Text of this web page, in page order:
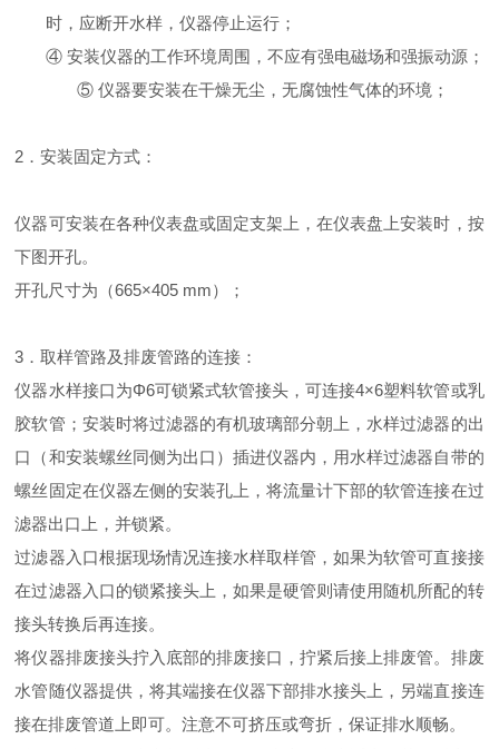
时，应断开水样，仪器停止运行；
④ 安装仪器的工作环境周围，不应有强电磁场和强振动源；
⑤ 仪器要安装在干燥无尘，无腐蚀性气体的环境；
2．安装固定方式：
仪器可安装在各种仪表盘或固定支架上，在仪表盘上安装时，按
下图开孔。
开孔尺寸为（665×405 mm）；
3．取样管路及排废管路的连接：
仪器水样接口为Φ6可锁紧式软管接头，可连接4×6塑料软管或乳
胶软管；安装时将过滤器的有机玻璃部分朝上，水样过滤器的出
口（和安装螺丝同侧为出口）插进仪器内，用水样过滤器自带的
螺丝固定在仪器左侧的安装孔上，将流量计下部的软管连接在过
滤器出口上，并锁紧。
过滤器入口根据现场情况连接水样取样管，如果为软管可直接接
在过滤器入口的锁紧接头上，如果是硬管则请使用随机所配的转
接头转换后再连接。
将仪器排废接头拧入底部的排废接口，拧紧后接上排废管。排废
水管随仪器提供，将其端接在仪器下部排水接头上，另端直接连
接在排废管道上即可。注意不可挤压或弯折，保证排水顺畅。